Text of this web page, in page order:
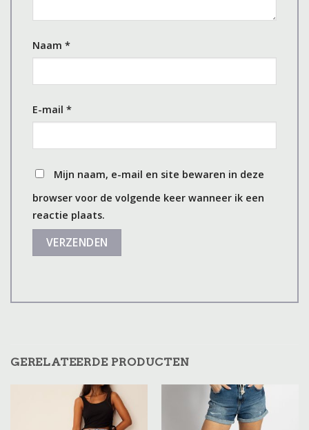
Naam *
E-mail *
Mijn naam, e-mail en site bewaren in deze
browser voor de volgende keer wanneer ik een
reactie plaats.
GERELATEERDE PRODUCTEN